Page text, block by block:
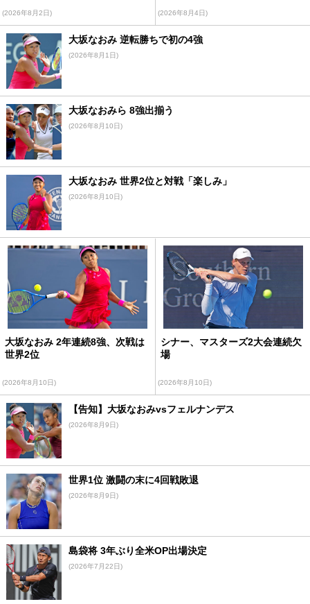
(2026年8月2日) (2026年8月4日)
大坂なおみ 逆転勝ちで初の4強
(2026年8月1日)
大坂なおみら 8強出揃う
(2026年8月10日)
大坂なおみ 世界2位と対戦「楽しみ」
(2026年8月10日)
大坂なおみ 2年連続8強、次戦は
世界2位
(2026年8月10日)
シナー、マスターズ2大会連続欠
場
(2026年8月10日)
【告知】大坂なおみvsフェルナンデス
(2026年8月9日)
世界1位 激闘の末に4回戦敗退
(2026年8月9日)
島袋将 3年ぶり全米OP出場決定
(2026年7月22日)